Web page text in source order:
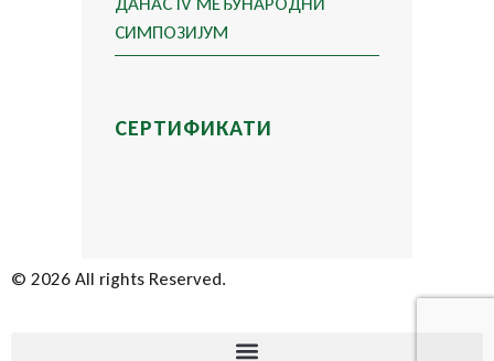
СИМПОЗИЈУМ
СЕРТИФИКАТИ
© 2026 All rights Reserved.